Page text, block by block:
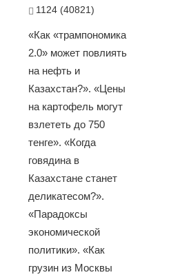
1124 (40821)
«Как «трампономика
2.0» может повлиять
на нефть и
Казахстан?». «Цены
на картофель могут
взлететь до 750
тенге». «Когда
говядина в
Казахстане станет
деликатесом?».
«Парадоксы
экономической
политики». «Как
грузин из Москвы